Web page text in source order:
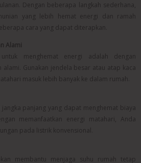
Dengan beberapa langkah sederhana,
yang lebih hemat energi dan ramah
cara yang dapat diterapkan.
Alami
menghemat energi adalah dengan
Gunakan jendela besar atau atap kaca
masuk lebih banyak ke dalam rumah.
panjang yang dapat menghemat biaya
memanfaatkan energi matahari, Anda
pada listrik konvensional.
membantu menjaga suhu rumah tetap